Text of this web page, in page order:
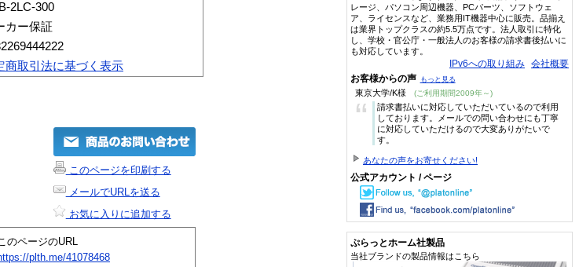
2LC-300
カー保証
商取引法に基づく表示
このページを印刷する
メールでURLを送る
お気に入りに追加する
このページのURL
plth.me/41078468
レージ、パソコン周辺機器、PCパーツ、ソフトウェ
ア、ライセンスなど、業務用IT機器中心に販売。品揃え
は業界トップクラスの約5.5万点です。法人取引に特化
し、学校・官公庁・一般法人のお客様の請求書後払いに
も対応しています。
IPv6への取り組み 会社概要
お客様からの声 もっと見る
東京大学/K様 (ご利用期間2009年～)
“
請求書払いに対応していただいているので利用
しております。メールでの問い合わせにも丁寧
に対応していただけるので大変ありがたいで
す。
あなたの声をお寄せください!
公式アカウント / ページ
ぷらっとホーム社製品
当社ブランドの製品情報はこちら